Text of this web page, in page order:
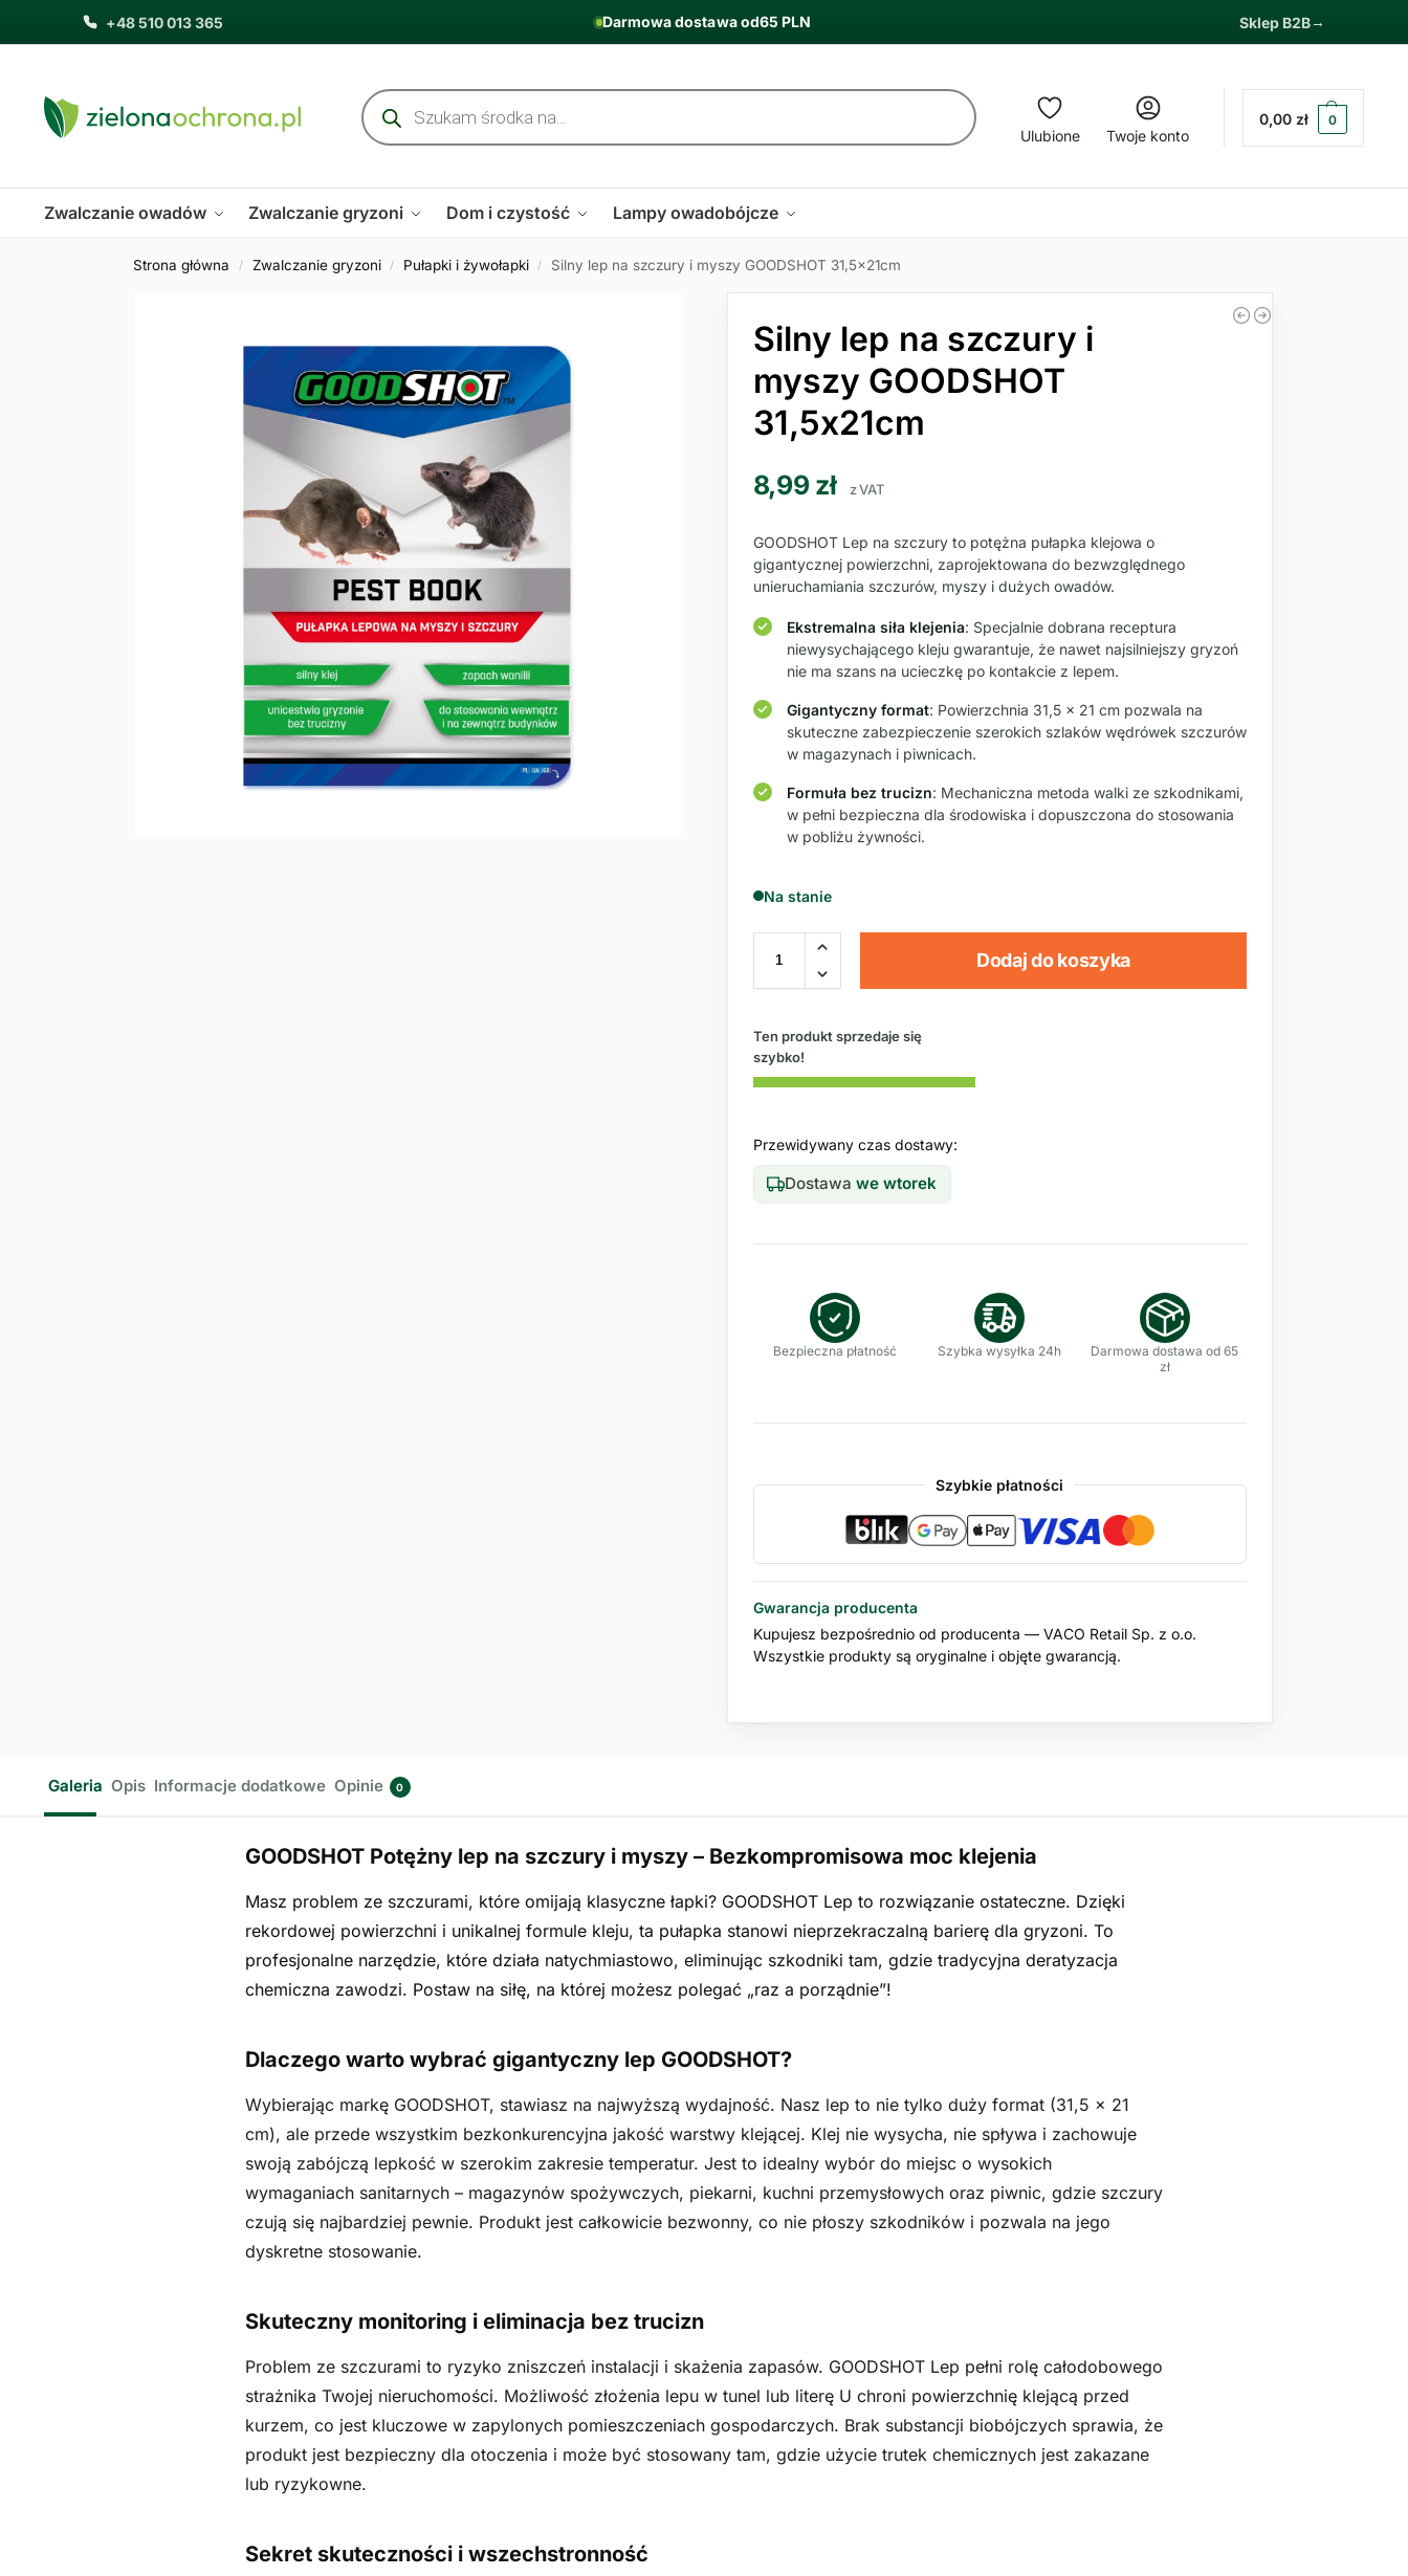
+48 510 013 365 Darmowa dostawa od65 PLN Sklep B2B
Ulubione Twoje konto
0,00 zł 0
Zwalczanie owadów Zwalczanie gryzoni Dom i czystość Lampy owadobójcze
Strona główna / Zwalczanie gryzoni / Pułapki i żywołapki / Silny lep na szczury i myszy GOODSHOT 31,5x21cm
Silny lep na szczury i
myszy GOODSHOT
31,5x21cm
8,99 zł z VAT
GOODSHOT Lep na szczury to potężna pułapka klejowa o
gigantycznej powierzchni, zaprojektowana do bezwzględnego
unieruchamiania szczurów, myszy i dużych owadów.
Ekstremalna siła klejenia: Specjalnie dobrana receptura
niewysychającego kleju gwarantuje, że nawet najsilniejszy gryzoń
nie ma szans na ucieczkę po kontakcie z lepem.
Gigantyczny format: Powierzchnia 31,5 x 21 cm pozwala na
skuteczne zabezpieczenie szerokich szlaków wędrówek szczurów
w magazynach i piwnicach.
Formuła bez trucizn: Mechaniczna metoda walki ze szkodnikami,
w pełni bezpieczna dla środowiska i dopuszczona do stosowania
w pobliżu żywności.
Na stanie
Dodaj do koszyka
Ten produkt sprzedaje się
szybko!
Przewidywany czas dostawy:
Dostawawe wtorek
Bezpieczna płatność Szybka wysyłka 24h
Darmowa dostawa od 65
zł
Szybkie płatności
Gwarancja producenta
Kupujesz bezpośrednio od producenta — VACO Retail Sp. z o.o.
Wszystkie produkty są oryginalne i objęte gwarancją.
Galeria Opis Informacje dodatkowe Opinie 0
GOODSHOT Potężny lep na szczury i myszy – Bezkompromisowa moc klejenia
Masz problem ze szczurami, które omijają klasyczne łapki? GOODSHOT Lep to rozwiązanie ostateczne. Dzięki
rekordowej powierzchni i unikalnej formule kleju, ta pułapka stanowi nieprzekraczalną barierę dla gryzoni. To
profesjonalne narzędzie, które działa natychmiastowo, eliminując szkodniki tam, gdzie tradycyjna deratyzacja
chemiczna zawodzi. Postaw na siłę, na której możesz polegać „raz a porządnie”!
Dlaczego warto wybrać gigantyczny lep GOODSHOT?
Wybierając markę GOODSHOT, stawiasz na najwyższą wydajność. Nasz lep to nie tylko duży format (31,5 x 21
cm), ale przede wszystkim bezkonkurencyjna jakość warstwy klejącej. Klej nie wysycha, nie spływa i zachowuje
swoją zabójczą lepkość w szerokim zakresie temperatur. Jest to idealny wybór do miejsc o wysokich
wymaganiach sanitarnych – magazynów spożywczych, piekarni, kuchni przemysłowych oraz piwnic, gdzie szczury
czują się najbardziej pewnie. Produkt jest całkowicie bezwonny, co nie płoszy szkodników i pozwala na jego
dyskretne stosowanie.
Skuteczny monitoring i eliminacja bez trucizn
Problem ze szczurami to ryzyko zniszczeń instalacji i skażenia zapasów. GOODSHOT Lep pełni rolę całodobowego
strażnika Twojej nieruchomości. Możliwość złożenia lepu w tunel lub literę U chroni powierzchnię klejącą przed
kurzem, co jest kluczowe w zapylonych pomieszczeniach gospodarczych. Brak substancji biobójczych sprawia, że
produkt jest bezpieczny dla otoczenia i może być stosowany tam, gdzie użycie trutek chemicznych jest zakazane
lub ryzykowne.
Sekret skuteczności i wszechstronność